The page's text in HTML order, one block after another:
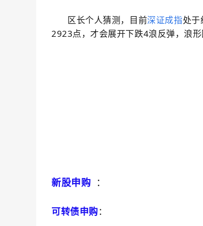
区长个人猜测，目前深证成指处于
2923点，才会展开下跌4浪反弹，浪形
新股申购 ：
可转债申购：